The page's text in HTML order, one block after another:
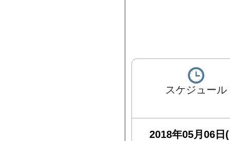
スケジュール
2018年05月06日